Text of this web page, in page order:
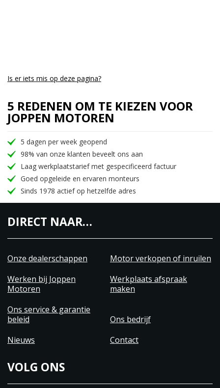
Is er iets mis op deze pagina?
5 REDENEN OM TE KIEZEN VOOR
JOPPEN MOTOREN
5 dagen per week geopend
98% van onze klanten beveelt ons aan
Laag werkplaatstarief met gespecificeerd factuur
Goed opgeleide en ervaren monteurs
Sinds 1978 actief op hetzelfde adres
DIRECT NAAR…
Onze dealerschappen
Motor verkopen of inruilen
Werken bij Joppen
Motoren
Werkplaats afspraak
maken
Ons service & garantie
beleid
Ons bedrijf
Nieuws
Contact
VOLG ONS